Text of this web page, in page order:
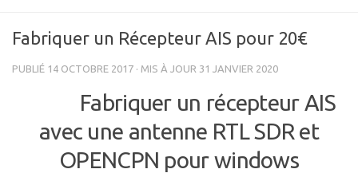
Fabriquer un Récepteur AIS pour 20€
PUBLIÉ 14 OCTOBRE 2017 · MIS À JOUR 31 JANVIER 2020
Fabriquer un récepteur AIS
avec une antenne RTL SDR et
OPENCPN pour windows